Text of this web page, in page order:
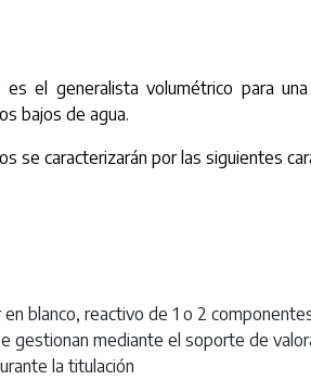
el generalista volumétrico para
bajos de agua.
se caracterizarán por las siguientes
blanco, reactivo de 1 o 2
gestionan mediante el soporte de
la titulación